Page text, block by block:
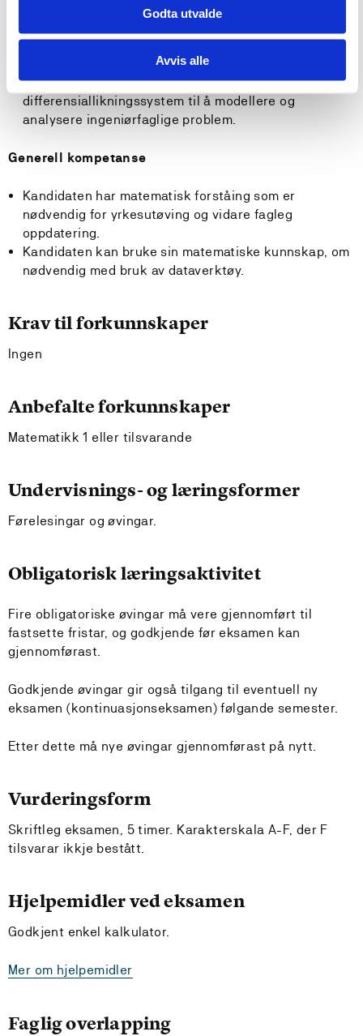
Godta utvalde
Avvis alle
Kandidaten kan velje matematiske metodar og utføre
Kandidaten kan forstå, grunngi og vurdere sine
Kandidaten kan bruke differensiallikninger og
differensiallikningssystem til å modellere og
analysere ingeniørfaglige problem.
Generell kompetanse
Kandidaten har matematisk forståing som er
nødvendig for yrkesutøving og vidare fagleg
oppdatering.
Kandidaten kan bruke sin matematiske kunnskap, om
nødvendig med bruk av dataverktøy.
Krav til forkunnskaper
Ingen
Anbefalte forkunnskaper
Matematikk 1 eller tilsvarande
Undervisnings- og læringsformer
Førelesingar og øvingar.
Obligatorisk læringsaktivitet
Fire obligatoriske øvingar må vere gjennomført til
fastsette fristar, og godkjende før eksamen kan
gjennomførast.
Godkjende øvingar gir også tilgang til eventuell ny
eksamen (kontinuasjonseksamen) følgande semester.
Etter dette må nye øvingar gjennomførast på nytt.
Vurderingsform
Skriftleg eksamen, 5 timer. Karakterskala A-F, der F
tilsvarar ikkje bestått.
Hjelpemidler ved eksamen
Godkjent enkel kalkulator.
Mer om hjelpemidler
Faglig overlapping